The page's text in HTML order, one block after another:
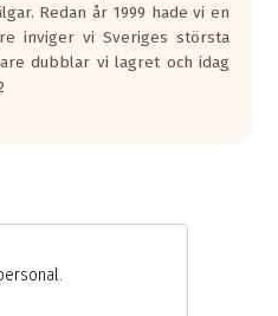
Redan år 1999 hade vi en
inviger vi Sveriges största
dubblar vi lagret och idag